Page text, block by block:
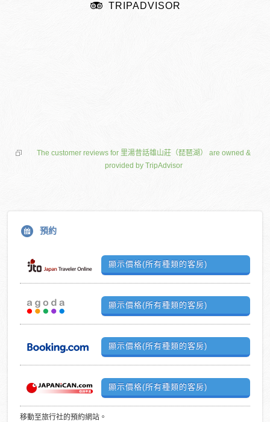
TRIPADVISOR
The customer reviews for 里湯昔話雄山莊（琵琶湖） are owned &
provided by TripAdvisor
預約
顯示價格(所有種類的客房)
顯示價格(所有種類的客房)
顯示價格(所有種類的客房)
顯示價格(所有種類的客房)
移動至旅行社的預約網站。